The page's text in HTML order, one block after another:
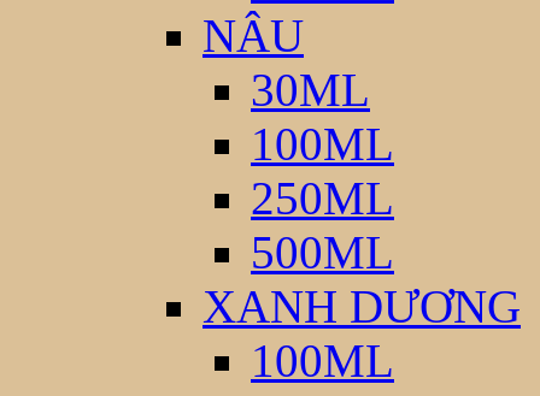
NÂU
30ML
100ML
250ML
500ML
XANH DƯƠNG
100ML